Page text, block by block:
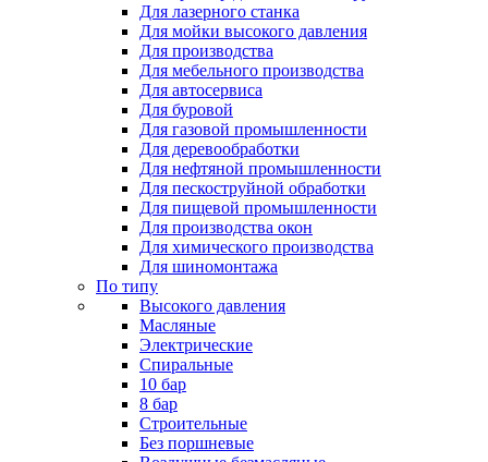
Для лазерного станка
Для мойки высокого давления
Для производства
Для мебельного производства
Для автосервиса
Для буровой
Для газовой промышленности
Для деревообработки
Для нефтяной промышленности
Для пескоструйной обработки
Для пищевой промышленности
Для производства окон
Для химического производства
Для шиномонтажа
По типу
Высокого давления
Масляные
Электрические
Спиральные
10 бар
8 бар
Cтроительные
Без поршневые